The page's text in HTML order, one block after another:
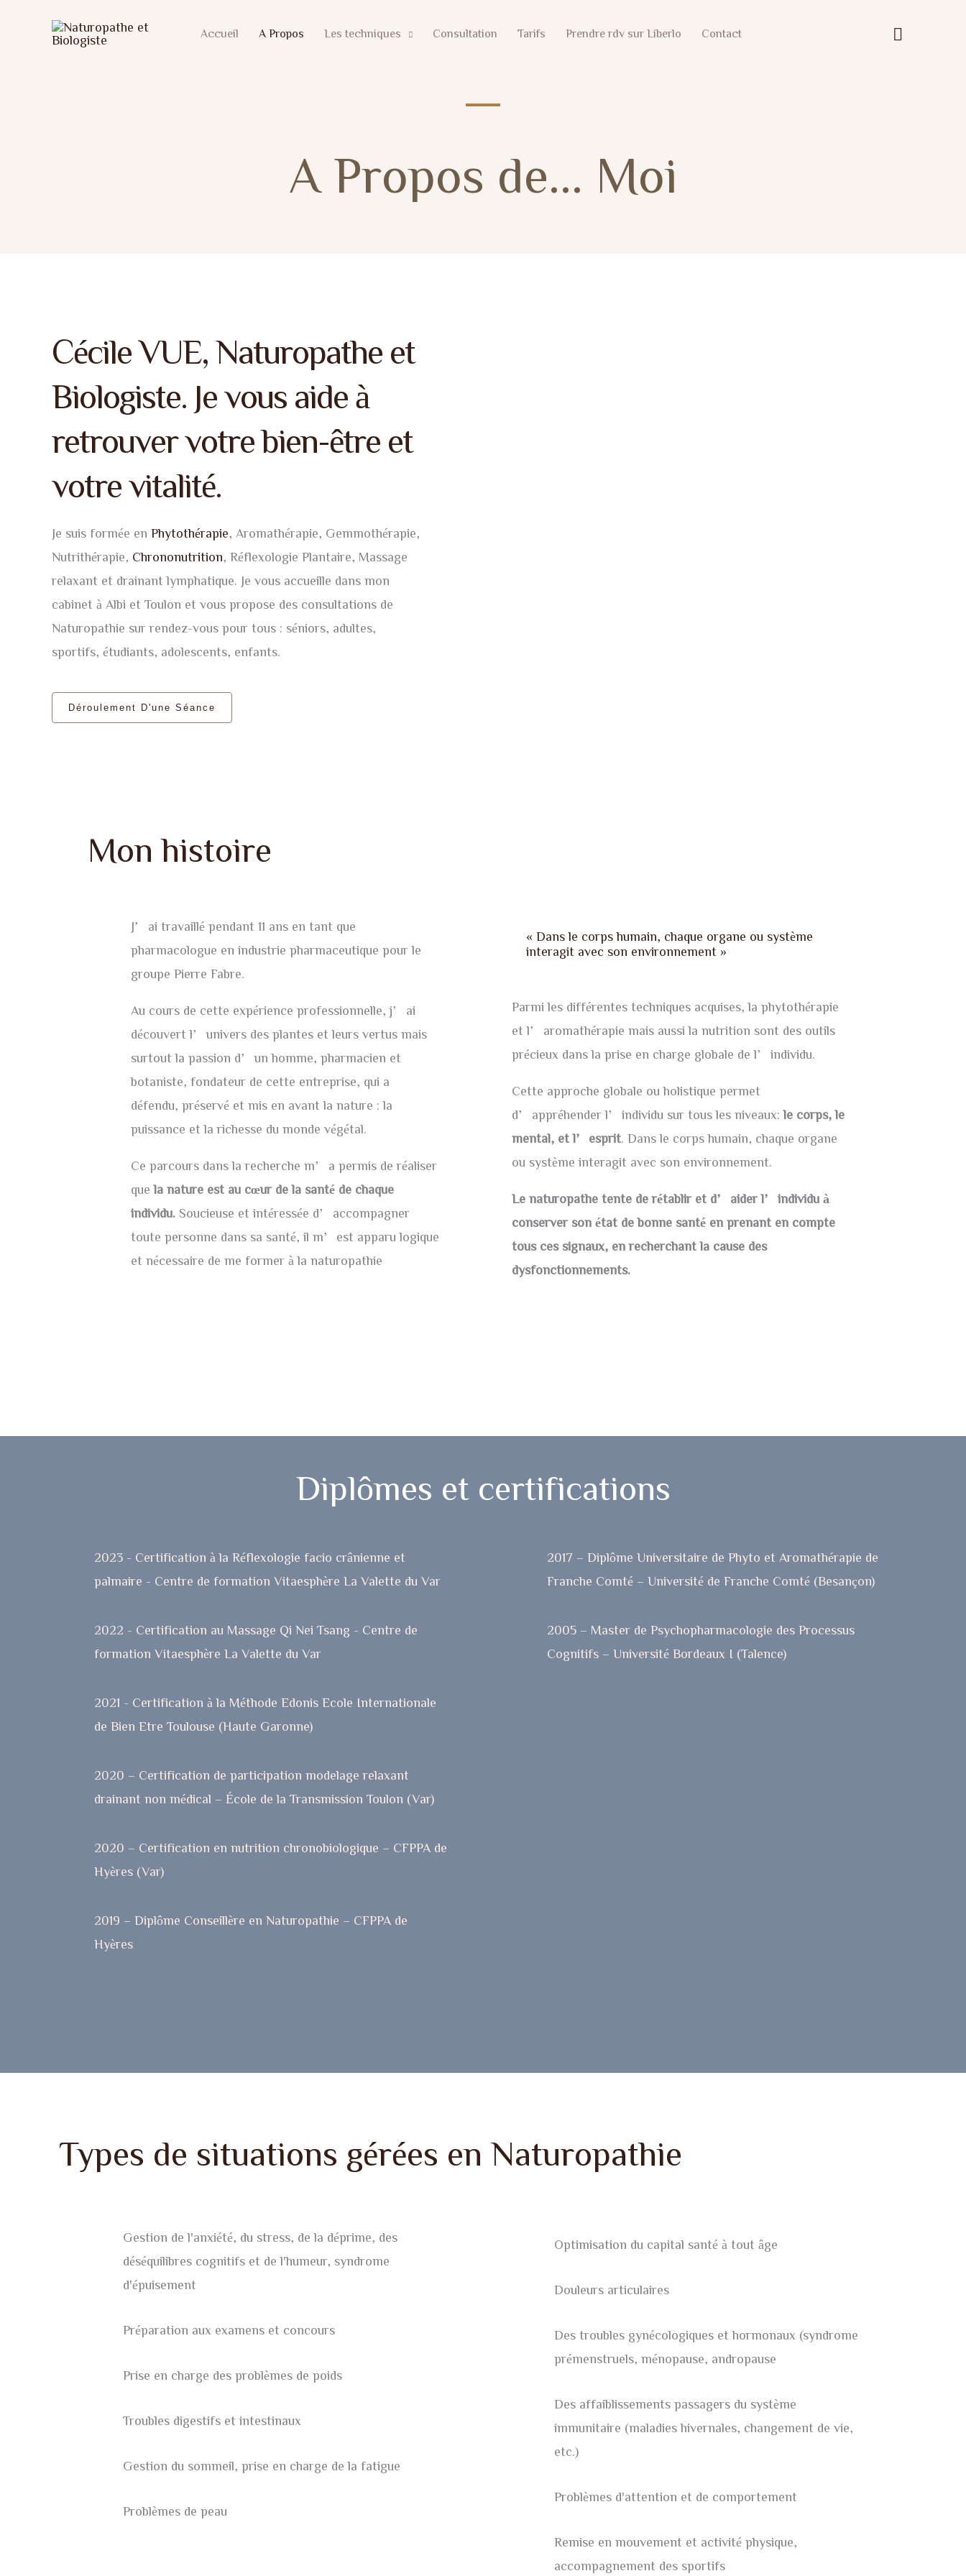
Accueil A Propos Les techniques Consultation Tarifs Prendre rdv sur Liberlo Contact
A Propos de... Moi
Cécile VUE, Naturopathe et
Biologiste. Je vous aide à
retrouver votre bien-être et
votre vitalité.
Je suis formée en Phytothérapie , Aromathérapie, Gemmothérapie,
Nutrithérapie, Chrononutrition , Réflexologie Plantaire, Massage
relaxant et drainant lymphatique. Je vous accueille dans mon
cabinet à Albi et Toulon et vous propose des consultations de
Naturopathie sur rendez-vous pour tous : séniors, adultes,
sportifs, étudiants, adolescents, enfants.
Déroulement D'une Séance
Mon histoire
J’ai travaillé pendant 11 ans en tant que
pharmacologue en industrie pharmaceutique pour le
groupe Pierre Fabre.
Au cours de cette expérience professionnelle, j’ai
découvert l’univers des plantes et leurs vertus mais
surtout la passion d’un homme, pharmacien et
botaniste, fondateur de cette entreprise, qui a
défendu, préservé et mis en avant la nature : la
puissance et la richesse du monde végétal.
Ce parcours dans la recherche m’a permis de réaliser
quela nature est au cœur de la santé de chaque
individu. Soucieuse et intéressée d’accompagner
toute personne dans sa santé, il m’est apparu logique
et nécessaire de me former à la naturopathie
« Dans le corps humain, chaque organe ou système
interagit avec son environnement »
Parmi les différentes techniques acquises, la phytothérapie
et l’aromathérapie mais aussi la nutrition sont des outils
précieux dans la prise en charge globale de l’individu.
Cette approche globale ou holistique permet
d’appréhender l’individu sur tous les niveaux:le corps, le
mental, et l’esprit . Dans le corps humain, chaque organe
ou système interagit avec son environnement.
Le naturopathe tente de rétablir et d’aider l’individu à
conserver son état de bonne santé en prenant en compte
tous ces signaux, en recherchant la cause des
dysfonctionnements.
Diplômes et certifications
2023 - Certification à la Réflexologie facio crânienne et
palmaire - Centre de formation Vitaesphère La Valette du Var
2022 - Certification au Massage Qi Nei Tsang - Centre de
formation Vitaesphère La Valette du Var
2021 - Certification à la Méthode Edonis Ecole Internationale
de Bien Etre Toulouse (Haute Garonne)
2020 – Certification de participation modelage relaxant
drainant non médical – École de la Transmission Toulon (Var)
2020 – Certification en nutrition chronobiologique – CFPPA de
Hyères (Var)
2019 – Diplôme Conseillère en Naturopathie – CFPPA de
Hyères
2017 – Diplôme Universitaire de Phyto et Aromathérapie de
Franche Comté – Université de Franche Comté (Besançon)
2005 – Master de Psychopharmacologie des Processus
Cognitifs – Université Bordeaux I (Talence)
Types de situations gérées en Naturopathie
Gestion de l'anxiété, du stress, de la déprime, des
déséquilibres cognitifs et de l'humeur, syndrome
d'épuisement
Préparation aux examens et concours
Prise en charge des problèmes de poids
Troubles digestifs et intestinaux
Gestion du sommeil, prise en charge de la fatigue
Problèmes de peau
Optimisation du capital santé à tout âge
Douleurs articulaires
Des troubles gynécologiques et hormonaux (syndrome
prémenstruels, ménopause, andropause
Des affaiblissements passagers du système
immunitaire (maladies hivernales, changement de vie,
etc.)
Problèmes d'attention et de comportement
Remise en mouvement et activité physique,
accompagnement des sportifs